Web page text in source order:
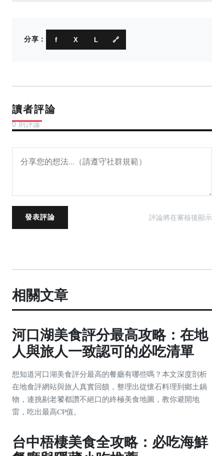
分享： f X L 🔗
讀者評論
0 則評論
發表評論 評論將在審核後顯示
相關文章
河口湖美食評分最高攻略：在地
人與旅人一致認可的必吃清單
想知道河口湖美食評分最高的餐廳有哪些嗎？本文深度剖析
在地食評網站與旅人真實回饋，整理出從懷石料理到鄉土鍋
物，連挑剔老饕都讚不絕口的終極美食地圖，教你避開地
雷，吃出最高CP值。
台中梧棲美食全攻略：必吃海鮮